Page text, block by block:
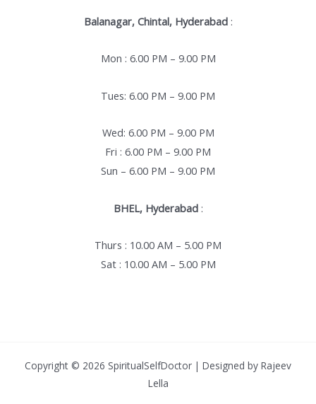
Balanagar, Chintal, Hyderabad:
Mon : 6.00 PM – 9.00 PM
Tues: 6.00 PM – 9.00 PM
Wed: 6.00 PM – 9.00 PM
Fri : 6.00 PM – 9.00 PM
Sun – 6.00 PM – 9.00 PM
BHEL, Hyderabad:
Thurs : 10.00 AM – 5.00 PM
Sat : 10.00 AM – 5.00 PM
Copyright © 2026 SpiritualSelfDoctor | Designed by Rajeev
Lella